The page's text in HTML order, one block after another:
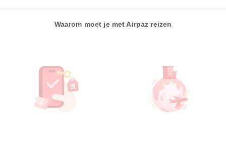
Waarom moet je met Airpaz reizen